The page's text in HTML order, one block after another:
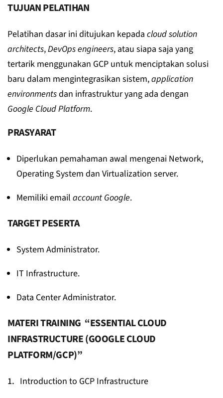
TUJUAN PELATIHAN
Pelatihan dasar ini ditujukan kepada cloud solution
architects,DevOps engineers, atau siapa saja yang
tertarik menggunakan GCP untuk menciptakan solusi
baru dalam mengintegrasikan sistem,application
environmentsdan infrastruktur yang ada dengan
Google Cloud Platform.
PRASYARAT
Diperlukan pemahaman awal mengenai Network,
Operating System dan Virtualization server.
Memiliki email account Google.
TARGET PESERTA
System Administrator.
IT Infrastructure.
Data Center Administrator.
MATERI TRAINING “ESSENTIAL CLOUD
INFRASTRUCTURE (GOOGLE CLOUD
PLATFORM/GCP)”
Introduction to GCP Infrastructure